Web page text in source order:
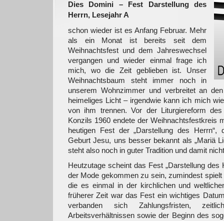
Dies Domini – Fest Darstellung des
Herrn, Lesejahr A
schon wieder ist es Anfang Februar. Mehr
als ein Monat ist bereits seit dem
Weihnachtsfest und dem Jahreswechsel
vergangen und wieder einmal frage ich
mich, wo die Zeit geblieben ist. Unser
Weihnachtsbaum steht immer noch in
unserem Wohnzimmer und verbreitet an
heimeliges Licht – irgendwie kann ich mich
von ihm trennen. Vor der Liturgiereform des
Konzils 1960 endete der Weihnachtsfestkreis
heutigen Fest der „Darstellung des
Geburt Jesu, uns besser bekannt als „Mariä
steht also noch in guter Tradition und damit
Heutzutage scheint das Fest „Darstellung des
der Mode gekommen zu sein, zumindest
die es einmal in der kirchlichen und
früherer Zeit war das Fest ein wichtiges
verbanden sich Zahlungsfristen,
Arbeitsverhältnissen sowie der Beginn des